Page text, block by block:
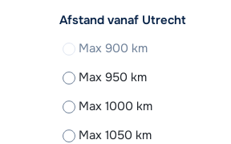
Afstand vanaf Utrecht
Max 900 km
Max 950 km
Max 1000 km
Max 1050 km